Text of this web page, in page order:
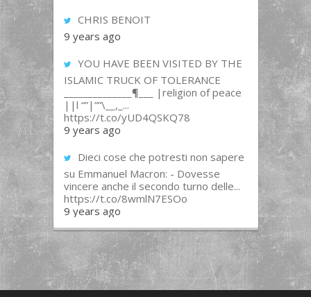
CHRIS BENOIT
9 years ago
YOU HAVE BEEN VISITED BY THE
ISLAMIC TRUCK OF TOLERANCE
______________¶___ |religion of peace
||l “”|””\__,_...
https://t.co/yUD4QSKQ78
9 years ago
Dieci cose che potresti non sapere
su Emmanuel Macron: - Dovesse
vincere anche il secondo turno delle...
https://t.co/8wmlN7ESOo
9 years ago